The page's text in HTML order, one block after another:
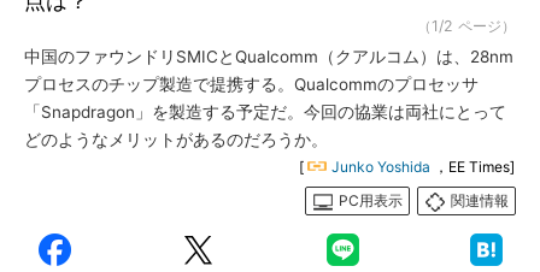
（1/2 ページ）
中国のファウンドリSMICとQualcomm（クアルコム）は、28nm
プロセスのチップ製造で提携する。Qualcommのプロセッサ
「Snapdragon」を製造する予定だ。今回の協業は両社にとって
どのようなメリットがあるのだろうか。
[ Junko Yoshida ，EE Times]
PC用表示
関連情報